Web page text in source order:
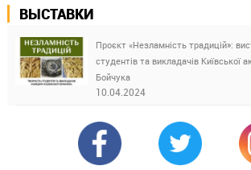
ВЫСТАВКИ
Проєкт «Незламність традицій»:
студентів та викладачів Київської
Бойчука
10.04.2024